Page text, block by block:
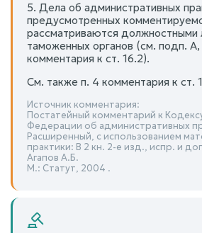
5. Дела об административных
предусмотренных
рассматриваются должностными
таможенных органов (см. подп. А,
комментария к ст. 16.2).
См. также п. 4 комментария к ст.
Источник комментария:
Постатейный комментарий к
Федерации об административных
Расширенный, с использованием
практики: В 2 кн. 2-е изд., испр. и
Агапов А.Б.
М.: Статут, 2004 .